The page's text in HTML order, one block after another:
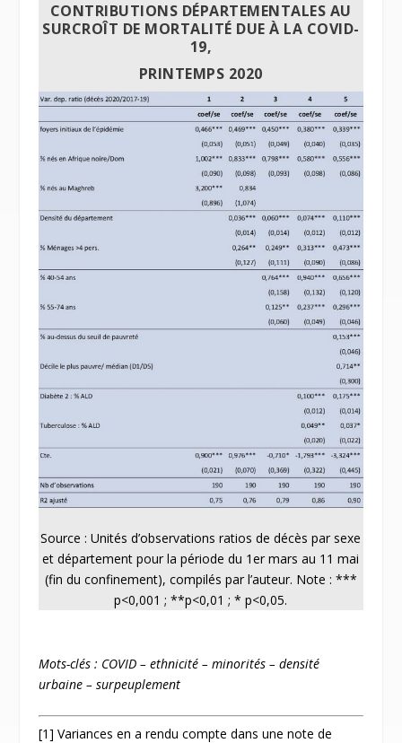
CONTRIBUTIONS DÉPARTEMENTALES AU
SURCROÎT DE MORTALITÉ DUE À LA COVID-
19,
PRINTEMPS 2020
Source : Unités d’observations ratios de décès par sexe
et département pour la période du 1er mars au 11 mai
(fin du confinement), compilés par l’auteur. Note : ***
p<0,001 ; **p<0,01 ; * p<0,05.
Mots-clés : COVID – ethnicité – minorités – densité
urbaine – surpeuplement
[1] Variances en a rendu compte dans une note de